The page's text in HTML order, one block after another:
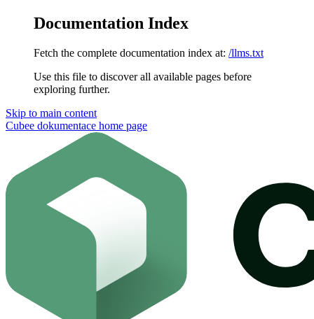
Documentation Index
Fetch the complete documentation index at: /llms.txt
Use this file to discover all available pages before
exploring further.
Skip to main content
Cubee dokumentace home page